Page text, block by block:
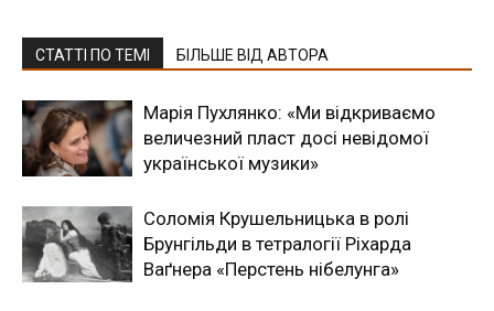
СТАТТІ ПО ТЕМІ БІЛЬШЕ ВІД АВТОРА
Марія Пухлянко: «Ми відкриваємо
величезний пласт досі невідомої
української музики»
Соломія Крушельницька в ролі
Брунгільди в тетралогії Ріхарда
Ваґнера «Перстень нібелунга»